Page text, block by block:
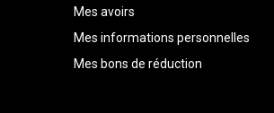
Mes avoirs
Mes informations personnelles
Mes bons de réduction